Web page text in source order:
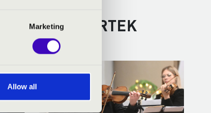
Marketing
Allow all
KONCERTEK